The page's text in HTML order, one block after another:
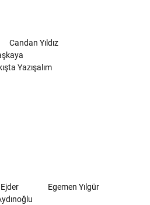
Candan Yıldız
Yazışalım
Egemen Yılgür